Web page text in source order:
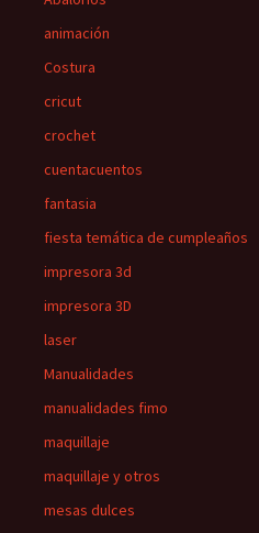
animación
Costura
cricut
crochet
cuentacuentos
fantasia
fiesta temática de cumpleaños
impresora 3d
impresora 3D
laser
Manualidades
manualidades fimo
maquillaje
maquillaje y otros
mesas dulces